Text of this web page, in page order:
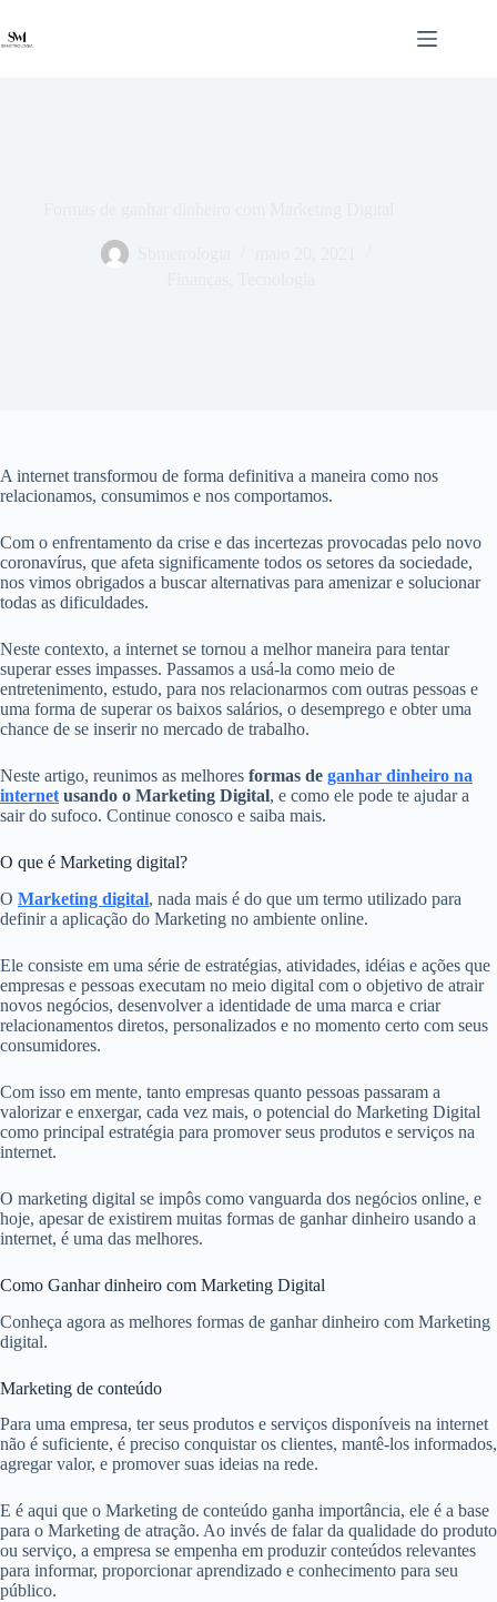
para
o
A internet transformou de forma definitiva a maneira como nos
relacionamos, consumimos e nos comportamos.
Com o enfrentamento da crise e das incertezas provocadas pelo novo
coronavírus, que afeta significamente todos os setores da sociedade,
nos vimos obrigados a buscar alternativas para amenizar e solucionar
todas as dificuldades.
Neste contexto, a internet se tornou a melhor maneira para tentar
superar esses impasses. Passamos a usá-la como meio de
entretenimento, estudo, para nos relacionarmos com outras pessoas e
uma forma de superar os baixos salários, o desemprego e obter uma
chance de se inserir no mercado de trabalho.
Neste artigo, reunimos as melhores formas de ganhar dinheiro na
internet usando o Marketing Digital, e como ele pode te ajudar a
sair do sufoco. Continue conosco e saiba mais.
O que é Marketing digital?
O Marketing digital, nada mais é do que um termo utilizado para
definir a aplicação do Marketing no ambiente online.
Ele consiste em uma série de estratégias, atividades, idéias e ações que
empresas e pessoas executam no meio digital com o objetivo de atrair
novos negócios, desenvolver a identidade de uma marca e criar
relacionamentos diretos, personalizados e no momento certo com seus
consumidores.
Com isso em mente, tanto empresas quanto pessoas passaram a
valorizar e enxergar, cada vez mais, o potencial do Marketing Digital
como principal estratégia para promover seus produtos e serviços na
internet.
O marketing digital se impôs como vanguarda dos negócios online, e
hoje, apesar de existirem muitas formas de ganhar dinheiro usando a
internet, é uma das melhores.
Como Ganhar dinheiro com Marketing Digital
Conheça agora as melhores formas de ganhar dinheiro com Marketing
digital.
Marketing de conteúdo
Para uma empresa, ter seus produtos e serviços disponíveis na internet
não é suficiente, é preciso conquistar os clientes, mantê-los informados,
agregar valor, e promover suas ideias na rede.
E é aqui que o Marketing de conteúdo ganha importância, ele é a base
para o Marketing de atração. Ao invés de falar da qualidade do produto
ou serviço, a empresa se empenha em produzir conteúdos relevantes
para informar, proporcionar aprendizado e conhecimento para seu
público.